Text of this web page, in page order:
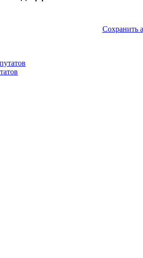
Сохранить